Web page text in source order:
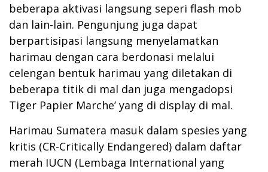
beberapa aktivasi langsung seperi flash mob
dan lain-lain. Pengunjung juga dapat
berpartisipasi langsung menyelamatkan
harimau dengan cara berdonasi melalui
celengan bentuk harimau yang diletakan di
beberapa titik di mal dan juga mengadopsi
Tiger Papier Marche’ yang di display di mal.
Harimau Sumatera masuk dalam spesies yang
kritis (CR-Critically Endangered) dalam daftar
merah IUCN (Lembaga International yang